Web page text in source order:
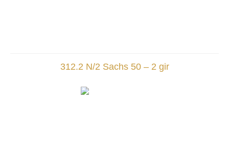
312.2 N/2 Sachs 50 – 2 gir